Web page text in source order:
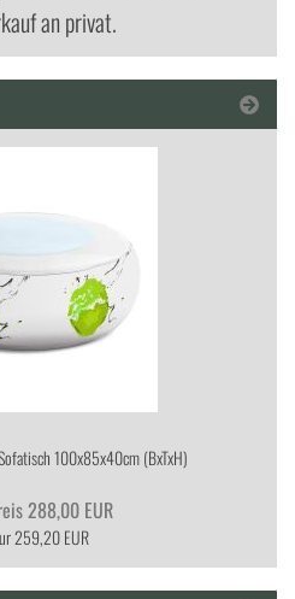
an privat.
100x85x40cm (BxTxH)
288,00 EUR
259,20 EUR